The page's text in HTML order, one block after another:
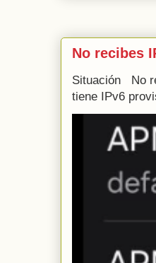
No recibes
Situación No
tiene IPv6